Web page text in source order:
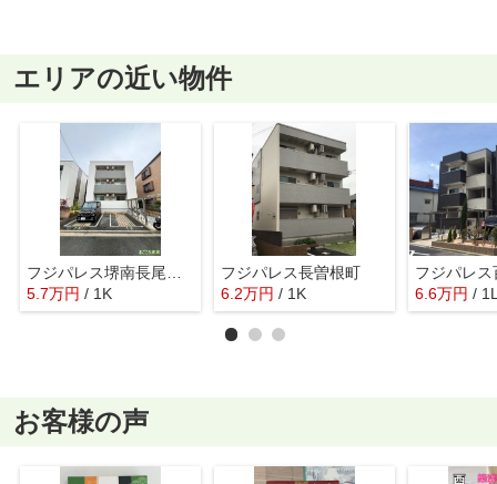
エリアの近い物件
フジパレス堺南長尾Ⅶ番館
5.7万円 / 1K
フジパレス長曽根町
6.2万円 / 1K 6.6万円 /
お客様の声